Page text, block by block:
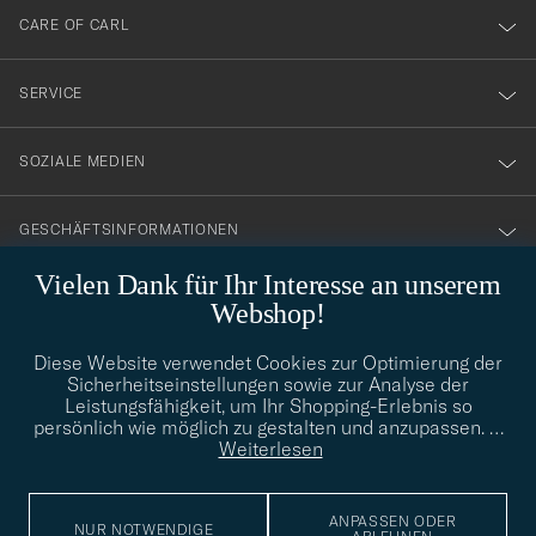
Vielen Dank für Ihr Interesse an unserem
Webshop!
Diese Website verwendet Cookies zur Optimierung der
Sicherheitseinstellungen sowie zur Analyse der
Leistungsfähigkeit, um Ihr Shopping-Erlebnis so
persönlich wie möglich zu gestalten und anzupassen. …
Weiterlesen
NUR NOTWENDIGE
ANPASSEN ODER
till
vårt
nyhetsbrev!
CARE OF CARL
SERVICE
SOZIALE MEDIEN
GESCHÄFTSINFORMATIONEN
info@careofcarl.de
Benötigen Sie Hilfe bei der Suche nach Ihrem persönlichen Stil?
Wenden Sie sich an uns, wir helfen Ihnen gerne weiter!
STILBERATUNG